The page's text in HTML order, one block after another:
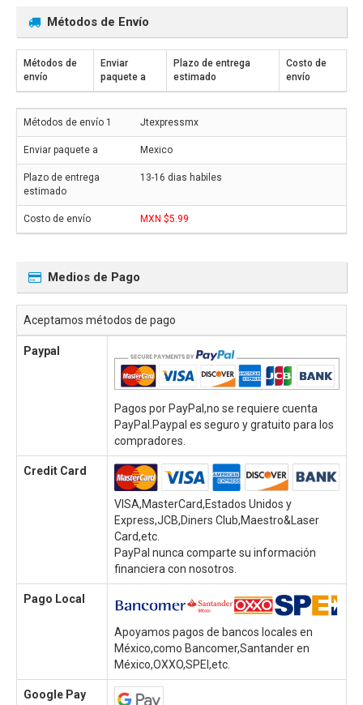
Métodos de Envío
Métodos de
envío
Enviar
paquete a
Plazo de entrega
estimado
Costo de
envío
Jtexpressmx
Mexico
13-16 dias habiles
MXN $5.99
Medios de Pago
Aceptamos métodos de pago
Paypal
Pagos por PayPal,no se requiere cuenta
PayPal.Paypal es seguro y gratuito para los
compradores.
Credit Card
VISA,MasterCard,Estados Unidos y
Express,JCB,Diners Club,Maestro&Laser
Card,etc.
PayPal nunca comparte su información
financiera con nosotros.
Pago Local
Apoyamos pagos de bancos locales en
México,como Bancomer,Santander en
México,OXXO,SPEI,etc.
Google Pay